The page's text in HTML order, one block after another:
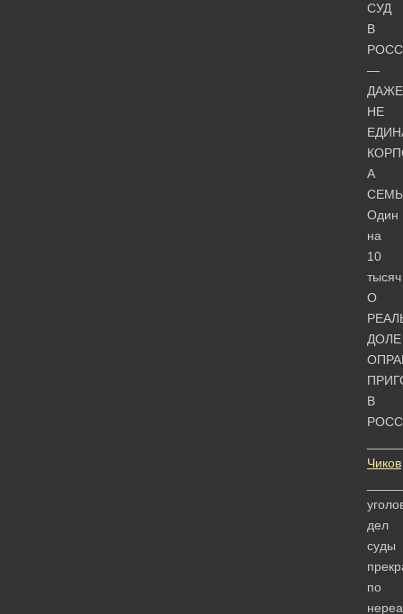
СУД
В
—
ДАЖЕ
НЕ
А
Один
на
10
тысяч
О
ДОЛЕ
В
Чиков
дел
суды
по